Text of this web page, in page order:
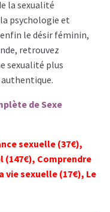
la sexualité
psychologie et
le désir féminin,
retrouvez
sexualité plus
de Sexe
sexuelle (37€),
(147€), Comprendre
vie sexuelle (17€), Le